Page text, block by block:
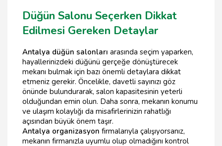
Düğün Salonu Seçerken Dikkat
Edilmesi Gereken Detaylar
Antalya düğün salonları arasında seçim yaparken,
hayallerinizdeki düğünü gerçeğe dönüştürecek
mekanı bulmak için bazı önemli detaylara dikkat
etmeniz gerekir. Öncelikle, davetli sayınızı göz
önünde bulundurarak, salon kapasitesinin yeterli
olduğundan emin olun. Daha sonra, mekanın konumu
ve ulaşım kolaylığı da misafirlerinizin rahatlığı
açısından büyük önem taşır.
Antalya organizasyon firmalarıyla çalışıyorsanız,
mekanın firmanızla uyumlu olup olmadığını kontrol